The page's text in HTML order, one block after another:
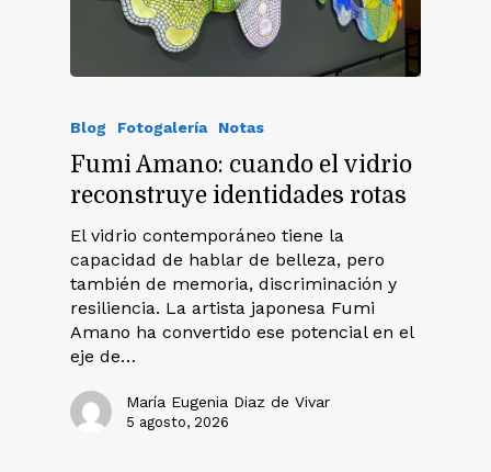
Blog Fotogalería Notas
Fumi Amano: cuando el vidrio
reconstruye identidades rotas
El vidrio contemporáneo tiene la
capacidad de hablar de belleza, pero
también de memoria, discriminación y
resiliencia. La artista japonesa Fumi
Amano ha convertido ese potencial en el
eje de…
María Eugenia Diaz de Vivar
5 agosto, 2026